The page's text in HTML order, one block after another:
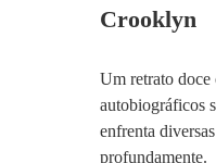
Crooklyn
Um retrato doce
autobiográficos
enfrenta
profundamente.